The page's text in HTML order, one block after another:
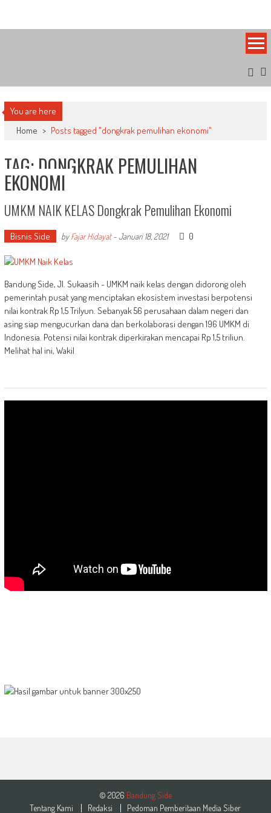
content
You are here
Home > Posts tagged "dongkrak pemulihan ekonomi"
TAG: DONGKRAK PEMULIHAN
EKONOMI
UMKM NAIK KELAS Dongkrak Pemulihan Ekonomi
Bisnis Side byFajar Hidayat-Januari 18, 2021 0
Bandung Side, Jl. Sukaasih - UMKM naik kelas dengan didorong oleh
pemerintah pusat yang menciptakan ekosistem investasi berpotensi
nilai kontrak Rp 1,5 Trilyun. Sebanyak 56 perusahaan dalam negeri dan
asing siap mengucurkan dana dan berkolaborasi dengan 196 UMKM di
Indonesia. Potensi nilai kontrak diperkirakan mencapai Rp 1,5 triliun.
Melihat hal ini, Wakil
© 2026 Bandung Side
Tentang Kami
Redaksi Pedoman Pemberitaan Media Siber